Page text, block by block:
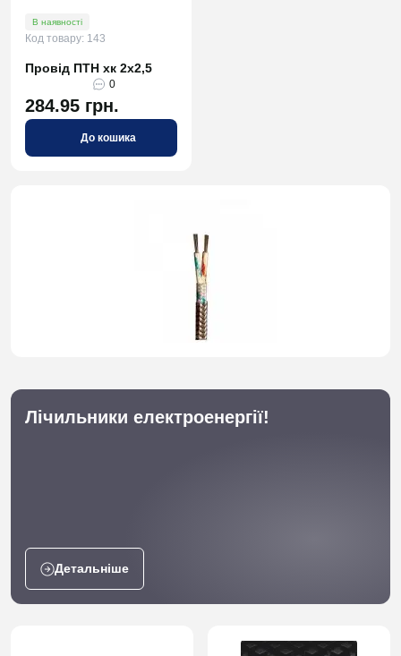
В наявності
Код товару: 143
Провід ПТН хк 2х2,5
0
284.95 грн.
До кошика
Лічильники електроенергії!
Детальніше